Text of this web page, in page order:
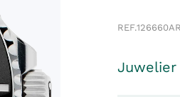
REF.126660
Juwelier